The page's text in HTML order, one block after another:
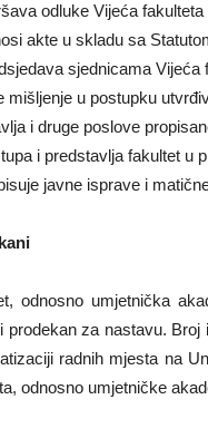
odluke Vijeća
akte u skladu sa
sjednicama Vijeća
mišljenje u postupku
i druge poslove
i predstavlja fakultet u
javne isprave i
odnosno umjetnička
prodekan za nastavu.
radnih mjesta na
odnosno umjetničke